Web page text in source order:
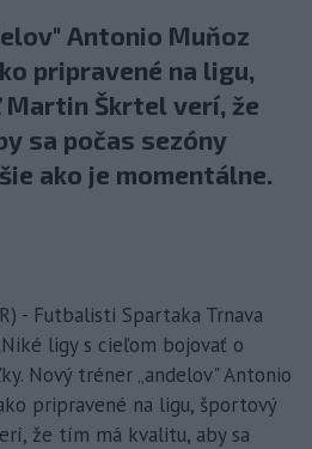
Antonio Muňoz
pripravené na ligu,
Škrtel verí, že
sa počas sezóny
ako je momentálne.
- Futbalisti Spartaka Trnava
ligy s cieľom bojovať o
Nový tréner „andelov" Antonio
pripravené na ligu, športový
že tím má kvalitu, aby sa